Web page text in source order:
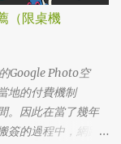
撐過第一集，過了
的時候，我朋友無
部影集完結後，我
角色們的另外一
那張毫無感情的
，無負擔，也讓我
轉意。 如同版友們
（限桌機
Google Photo空
地的付費機制
。因此在當了幾年
的過程中，網路